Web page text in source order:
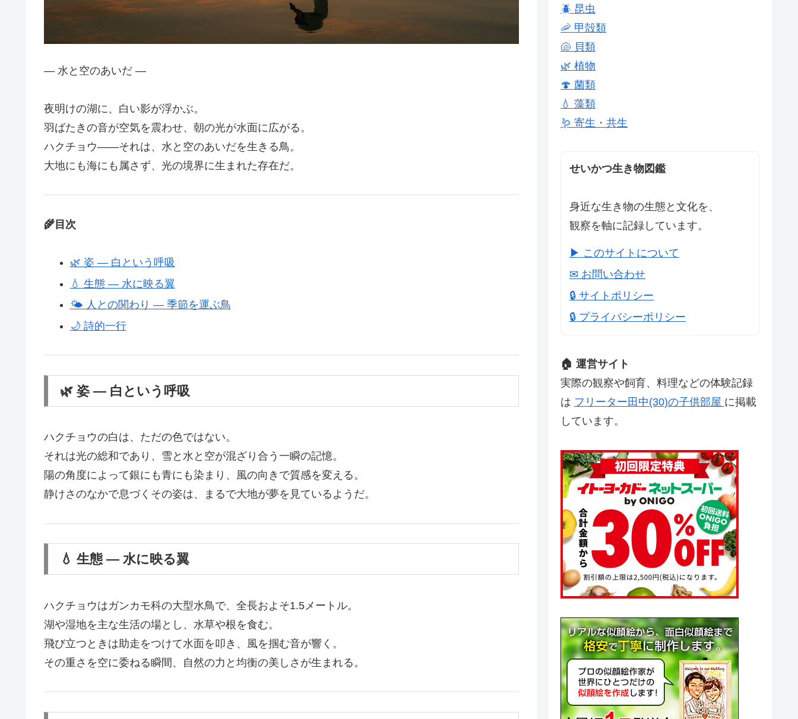
― 水と空のあいだ ―
夜明けの湖に、白い影が浮かぶ。
羽ばたきの音が空気を震わせ、朝の光が水面に広がる。
ハクチョウ――それは、水と空のあいだを生きる鳥。
大地にも海にも属さず、光の境界に生まれた存在だ。
🌾目次
🌿 姿 ― 白という呼吸
💧 生態 ― 水に映る翼
🌤 人との関わり ― 季節を運ぶ鳥
🌙 詩的一行
🌿 姿 ― 白という呼吸
ハクチョウの白は、ただの色ではない。
それは光の総和であり、雪と水と空が混ざり合う一瞬の記憶。
陽の角度によって銀にも青にも染まり、風の向きで質感を変える。
静けさのなかで息づくその姿は、まるで大地が夢を見ているようだ。
💧 生態 ― 水に映る翼
ハクチョウはガンカモ科の大型水鳥で、全長およそ1.5メートル。
湖や湿地を主な生活の場とし、水草や根を食む。
飛び立つときは助走をつけて水面を叩き、風を掴む音が響く。
その重さを空に委ねる瞬間、自然の力と均衡の美しさが生まれる。
🪲 昆虫
🦐 甲殻類
🐚 貝類
🌿 植物
🍄 菌類
💧 藻類
🪱 寄生・共生
せいかつ生き物図鑑
身近な生き物の生態と文化を、
観察を軸に記録しています。
▶ このサイトについて
✉ お問い合わせ
🔒 サイトポリシー
🔒 プライバシーポリシー
🏠 運営サイト
実際の観察や飼育、料理などの体験記録
は フリーター田中(30)の子供部屋 に掲載
しています。